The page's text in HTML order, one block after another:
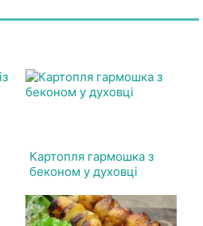
Картопля гармошка з
беконом у духовці